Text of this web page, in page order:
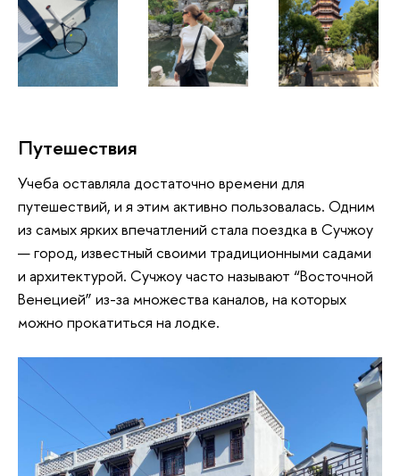
Путешествия
Учеба оставляла достаточно времени для
путешествий, и я этим активно пользовалась. Одним
из самых ярких впечатлений стала поездка в Сучжоу
— город, известный своими традиционными садами
и архитектурой. Сучжоу часто называют “Восточной
Венецией” из-за множества каналов, на которых
можно прокатиться на лодке.